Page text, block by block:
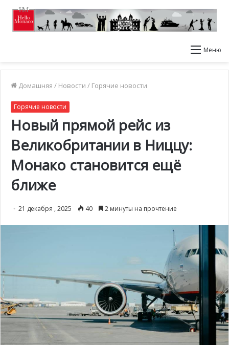
Меню
Домашняя / Новости / Горячие новости
Горячие новости
Новый прямой рейс из
Великобритании в Ниццу:
Монако становится ещё
ближе
21 декабря , 2025 40 2 минуты на прочтение